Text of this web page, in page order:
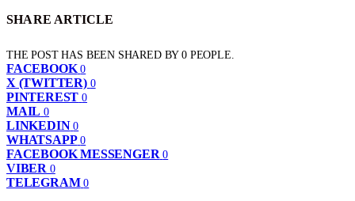
SHARE ARTICLE
THE POST HAS BEEN SHARED BY0 PEOPLE.
FACEBOOK 0
X (TWITTER) 0
PINTEREST 0
MAIL 0
LINKEDIN 0
WHATSAPP 0
FACEBOOK MESSENGER 0
VIBER 0
TELEGRAM 0